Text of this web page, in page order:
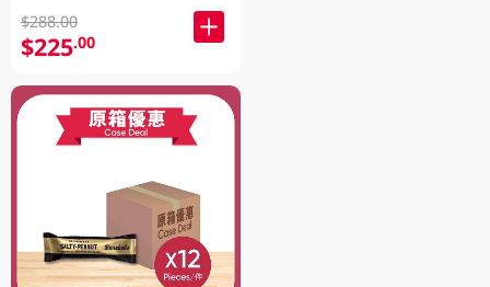
$288.00
$225.00